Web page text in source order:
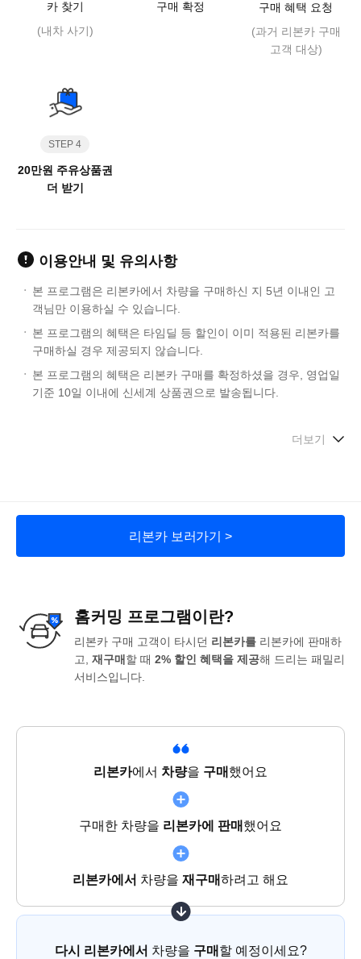
카 찾기
(내차 사기)
구매 확정
구매 혜택 요청
(과거 리본카 구매
고객 대상)
STEP 4
20만원 주유상품권
더 받기
이용안내 및 유의사항
본 프로그램은 리본카에서 차량을 구매하신 지 5년 이내인 고
객님만 이용하실 수 있습니다.
본 프로그램의 혜택은 타임딜 등 할인이 이미 적용된 리본카를
구매하실 경우 제공되지 않습니다.
본 프로그램의 혜택은 리본카 구매를 확정하셨을 경우, 영업일
기준 10일 이내에 신세계 상품권으로 발송됩니다.
더보기
리본카 보러가기 >
홈커밍 프로그램이란?
리본카 구매 고객이 타시던 리본카를리본카에 판매하
고, 재구매 할 때 2% 할인 혜택을 제공해 드리는 패밀리
서비스입니다.
리본카에서 차량을 구매 했어요
구매한 차량을 리본카에 판매 했어요
리본카에서 차량을 재구매하려고 해요
다시 리본카에서 차량을 구매 할 예정이세요?